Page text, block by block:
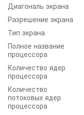
Диагональ экрана
Разрешение экрана
Тип экрана
Полное название
процессора
Количество ядер
процессора
Количество
потоковых ядер
процессора